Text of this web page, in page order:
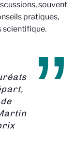
souvent
pratiques,
scientifique.